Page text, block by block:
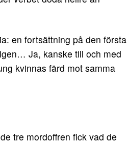
en fortsättning på den första
Ja, kanske till och med
kvinnas färd mot samma
tre mordoffren fick vad de